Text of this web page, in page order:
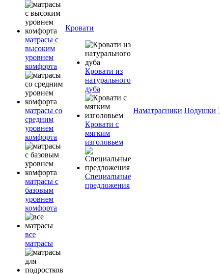
матрасы с
высоким
уровнем
комфорта
матрасы со
средним
уровнем
комфорта
матрасы с
базовым
уровнем
комфорта
все
матрасы
Кровати
Кровати из
натурального
дуба
Кровати с
мягким
изголовьем
Специальные
предложения
Наматрасники Подушки